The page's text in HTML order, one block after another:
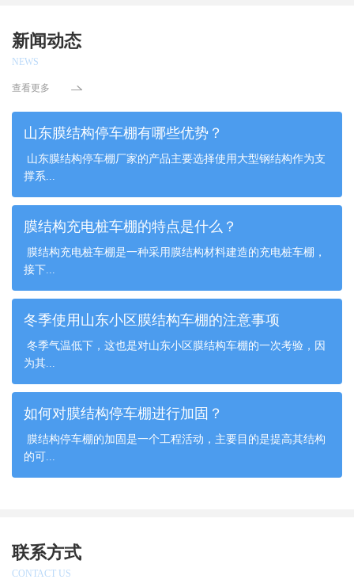
新闻动态
NEWS
查看更多
山东膜结构停车棚有哪些优势？
山东膜结构停车棚厂家的产品主要选择使用大型钢结构作为支
撑系...
膜结构充电桩车棚的特点是什么？
膜结构充电桩车棚是一种采用膜结构材料建造的充电桩车棚，
接下...
冬季使用山东小区膜结构车棚的注意事项
冬季气温低下，这也是对山东小区膜结构车棚的一次考验，因
为其...
如何对膜结构停车棚进行加固？
膜结构停车棚的加固是一个工程活动，主要目的是提高其结构
的可...
联系方式
CONTACT US